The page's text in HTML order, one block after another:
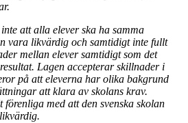
att alla elever ska ha samma
vara likvärdig och samtidigt inte fullt
mellan elever samtidigt som det
Lagen accepterar skillnader i
på att eleverna har olika bakgrund
att klara av skolans krav.
med att den svenska skolan